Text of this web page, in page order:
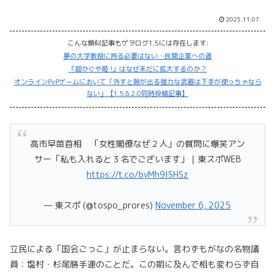
2025.11.07
こんな類似記事もゲヲログ1.5には存在します:
夢の大学教授に拘る必要はない…民間企業への道
「超かぐや姫 !」はなぜ未だに拡大するのか？
オンラインPvPゲームにおいて「外すと隙が出る強力な武器は下手が使っちゃなら
ない」【1.5＆2.0同時投稿記事】
高市早苗首相 「女性閣僚なぜ２人」の質問に爆笑アン
サー「私も入れると３名でございます」｜東スポWEB
https://t.co/byMh9ISHSz
— 東スポ (@tospo_prores) November 6, 2025
立民による「国会ごっこ」が止まらない。言わずもがなの名物議
員：塩村・杉尾勝手連のことだ。この期に及んで相も変わらず自